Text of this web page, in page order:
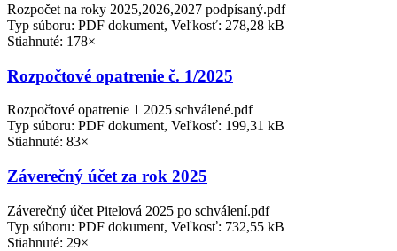
Rozpočet na roky 2025,2026,2027 podpísaný.pdf
Typ súboru: PDF dokument, Veľkosť: 278,28 kB
Stiahnuté: 178×
Rozpočtové opatrenie č. 1/2025
Rozpočtové opatrenie 1 2025 schválené.pdf
Typ súboru: PDF dokument, Veľkosť: 199,31 kB
Stiahnuté: 83×
Záverečný účet za rok 2025
Záverečný účet Pitelová 2025 po schválení.pdf
Typ súboru: PDF dokument, Veľkosť: 732,55 kB
Stiahnuté: 29×